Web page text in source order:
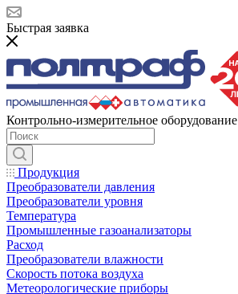
Быстрая заявка
Контрольно-измерительное оборудование
Продукция
Преобразователи давления
Преобразователи уровня
Температура
Промышленные газоанализаторы
Расход
Преобразователи влажности
Скорость потока воздуха
Метеорологические приборы